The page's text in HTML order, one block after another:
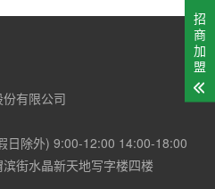
有限公司
日除外) 9:00-12:00 14:00-18:00
街水晶新天地写字楼四楼
招
商
加
盟